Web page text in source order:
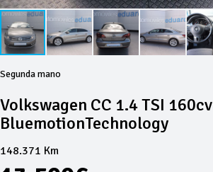
Segunda mano
Volkswagen CC 1.4 TSI 160cv
BluemotionTechnology
148.371 Km